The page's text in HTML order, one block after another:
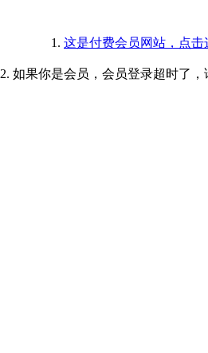
1. 这是付费会员网站，点击
2. 如果你是会员，会员登录超时了